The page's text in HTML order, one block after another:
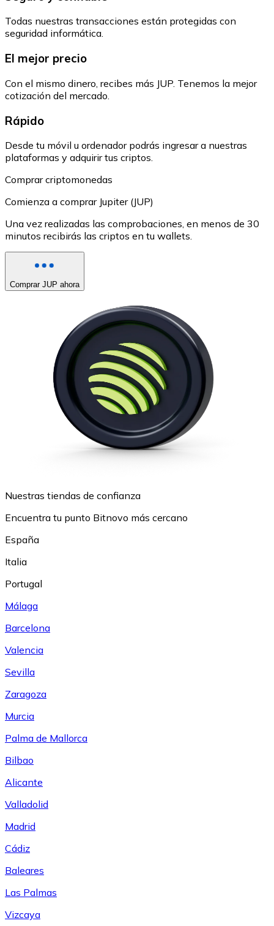
Todas nuestras transacciones están protegidas con
seguridad informática.
El mejor precio
Con el mismo dinero, recibes más JUP. Tenemos la mejor
cotización del mercado.
Rápido
Desde tu móvil u ordenador podrás ingresar a nuestras
plataformas y adquirir tus criptos.
Comprar criptomonedas
Comienza a comprar Jupiter (JUP)
Una vez realizadas las comprobaciones, en menos de 30
minutos recibirás las criptos en tu wallets.
Comprar JUP ahora
Nuestras tiendas de confianza
Encuentra tu punto Bitnovo más cercano
España
Italia
Portugal
Málaga
Barcelona
Valencia
Sevilla
Zaragoza
Murcia
Palma de Mallorca
Bilbao
Alicante
Valladolid
Madrid
Cádiz
Baleares
Las Palmas
Vizcaya